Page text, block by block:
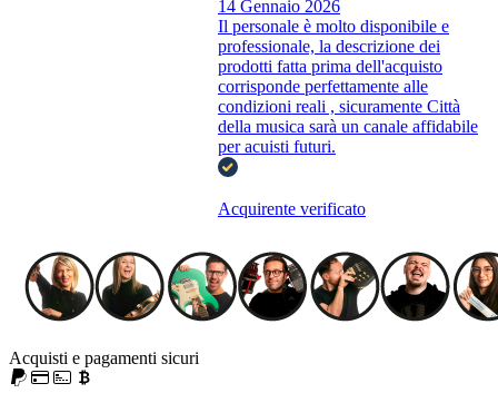
14 Gennaio 2026
Il personale è molto disponibile e
professionale, la descrizione dei
prodotti fatta prima dell'acquisto
corrisponde perfettamente alle
condizioni reali , sicuramente Città
della musica sarà un canale affidabile
per acuisti futuri.
Acquirente verificato
Acquisti e pagamenti sicuri